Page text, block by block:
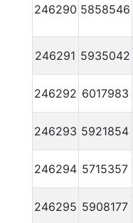
246290 5858546
246291 5935042
246292 6017983
246293 5921854
246294 5715357
246295 5908177